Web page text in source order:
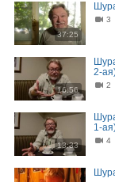
37:25
3
16:56
2-
2
13:33
1-
4